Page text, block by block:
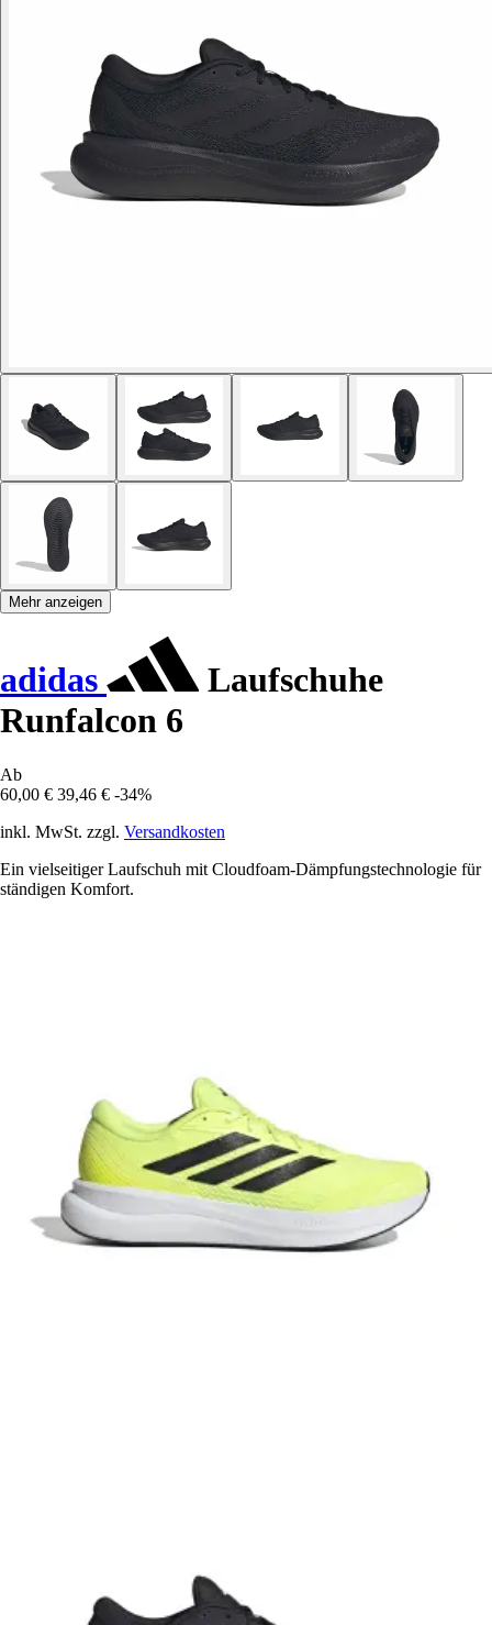
Mehr anzeigen
adidas
Laufschuhe
Runfalcon 6
Ab
60,00 € 39,46 € -34%
inkl. MwSt. zzgl. Versandkosten
Ein vielseitiger Laufschuh mit Cloudfoam-Dämpfungstechnologie für
ständigen Komfort.